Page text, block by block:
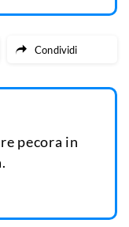
Condividi
pecora in